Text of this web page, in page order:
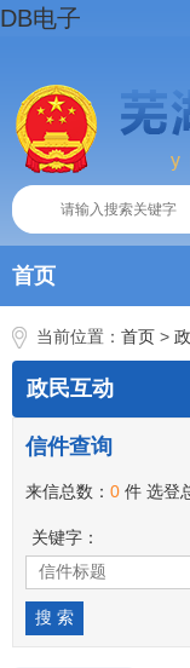
DB电子
首页
当前位置： 首页 >
政民互动
来信总数： 0 件 选登
关键字：
信件查询